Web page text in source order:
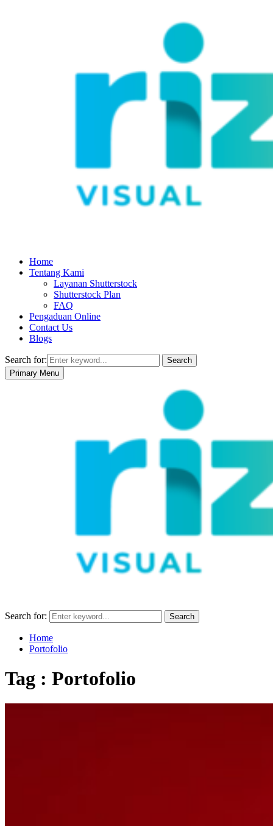
Home
Tentang Kami
Layanan Shutterstock
Shutterstock Plan
FAQ
Pengaduan Online
Contact Us
Blogs
Search for:
Search
Primary Menu
Search for: Search
Home
Portofolio
Tag : Portofolio